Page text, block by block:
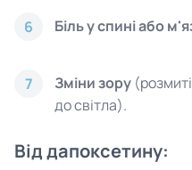
6 Біль у спині або
7 Зміни зору
до світла).
Від дапоксетину: